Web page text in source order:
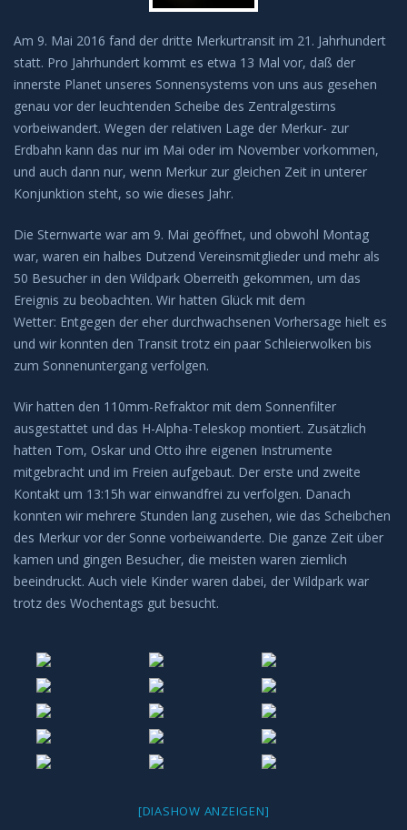
Belegung Sternwarte
Am 9. Mai 2016 fand der dritte Merkurtransit im 21. Jahrhundert
statt. Pro Jahrhundert kommt es etwa 13 Mal vor, daß der
innerste Planet unseres Sonnensystems von uns aus gesehen
genau vor der leuchtenden Scheibe des Zentralgestirns
vorbeiwandert. Wegen der relativen Lage der Merkur- zur
Erdbahn kann das nur im Mai oder im November vorkommen,
und auch dann nur, wenn Merkur zur gleichen Zeit in unterer
Konjunktion steht, so wie dieses Jahr.
Die Sternwarte war am 9. Mai geöffnet, und obwohl Montag
war, waren ein halbes Dutzend Vereinsmitglieder und mehr als
50 Besucher in den Wildpark Oberreith gekommen, um das
Ereignis zu beobachten. Wir hatten Glück mit dem
Wetter: Entgegen der eher durchwachsenen Vorhersage hielt es
und wir konnten den Transit trotz ein paar Schleierwolken bis
zum Sonnenuntergang verfolgen.
Wir hatten den 110mm-Refraktor mit dem Sonnenfilter
ausgestattet und das H-Alpha-Teleskop montiert. Zusätzlich
hatten Tom, Oskar und Otto ihre eigenen Instrumente
mitgebracht und im Freien aufgebaut. Der erste und zweite
Kontakt um 13:15h war einwandfrei zu verfolgen. Danach
konnten wir mehrere Stunden lang zusehen, wie das Scheibchen
des Merkur vor der Sonne vorbeiwanderte. Die ganze Zeit über
kamen und gingen Besucher, die meisten waren ziemlich
beeindruckt. Auch viele Kinder waren dabei, der Wildpark war
trotz des Wochentags gut besucht.
[DIASHOW ANZEIGEN]